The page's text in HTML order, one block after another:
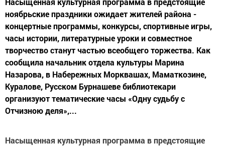
ноябрьские праздники ожидает жителей района -
концертные программы, конкурсы, спортивные игры,
часы истории, литературные уроки и совместное
творчество станут частью всеобщего торжества. Как
сообщила начальник отдела культуры Марина
Назарова, в Набережных Морквашах, Маматкозине,
Куралове, Русском Бурнашеве библиотекари
организуют тематические часы «Одну судьбу с
Отчизною деля»,...
Насыщенная культурная программа в предстоящие